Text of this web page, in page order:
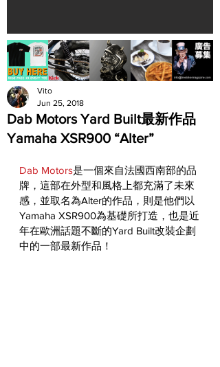
Dab Motors Yard Built最新作品
Yamaha XSR900 “Alter”
Vito
Jun 25, 2018
Dab Motors是一個來自法國西南部的品
牌，這部在外型和風格上都充滿了未來
感，並取名為Alter的作品，則是他們以
Yamaha XSR900為基礎所打造，也是近
年在歐洲話題不斷的Yard Built改裝企劃
中的一部最新作品！